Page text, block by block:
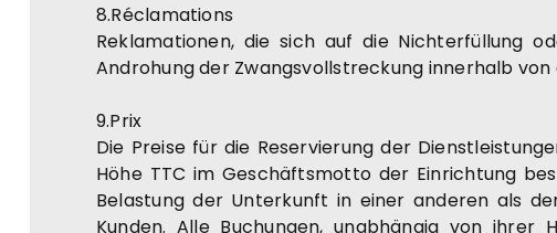
8.Réclamations
Reklamationen, die sich auf die Nichterfüllung
Androhung der Zwangsvollstreckung innerhalb
9.Prix
Die Preise für die Reservierung der
Höhe TTC im Geschäftsmotto der Einrichtung
Belastung der Unterkunft in einer anderen als
Kunden. Alle Buchungen, unabhängig von